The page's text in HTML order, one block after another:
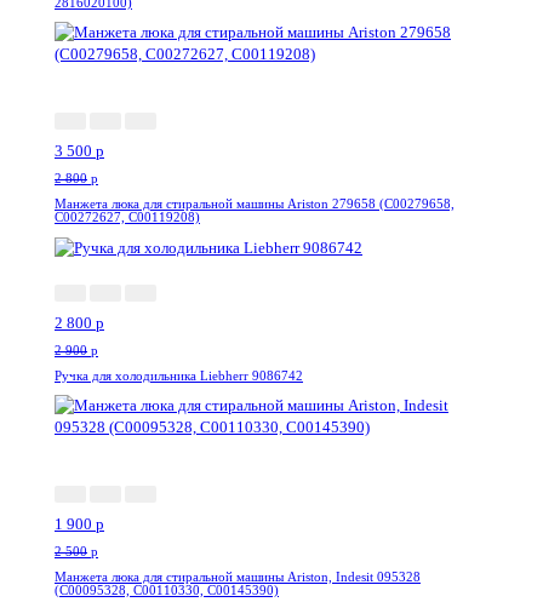
3 500 p
2 800 p
Манжета люка для стиральной машины Ariston 279658 (C00279658,
C00272627, C00119208)
2 800 p
2 900 p
Ручка для холодильника Liebherr 9086742
1 900 p
2 500 p
Манжета люка для стиральной машины Ariston, Indesit 095328
(C00095328, C00110330, C00145390)